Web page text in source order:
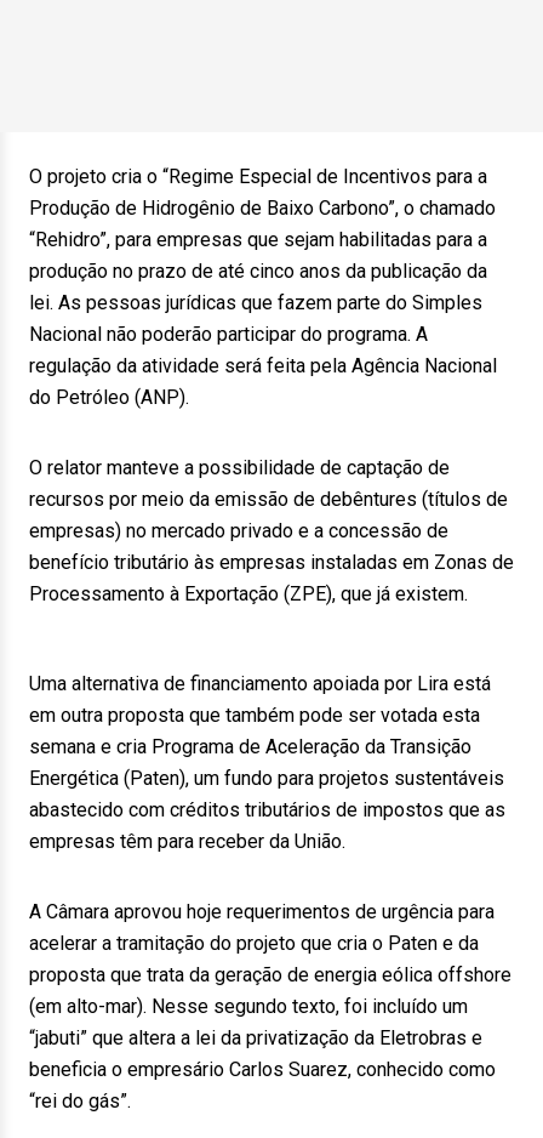
O projeto cria o “Regime Especial de Incentivos para a
Produção de Hidrogênio de Baixo Carbono”, o chamado
“Rehidro”, para empresas que sejam habilitadas para a
produção no prazo de até cinco anos da publicação da
lei. As pessoas jurídicas que fazem parte do Simples
Nacional não poderão participar do programa. A
regulação da atividade será feita pela Agência Nacional
do Petróleo (ANP).
O relator manteve a possibilidade de captação de
recursos por meio da emissão de debêntures (títulos de
empresas) no mercado privado e a concessão de
benefício tributário às empresas instaladas em Zonas de
Processamento à Exportação (ZPE), que já existem.
Uma alternativa de financiamento apoiada por Lira está
em outra proposta que também pode ser votada esta
semana e cria Programa de Aceleração da Transição
Energética (Paten), um fundo para projetos sustentáveis
abastecido com créditos tributários de impostos que as
empresas têm para receber da União.
A Câmara aprovou hoje requerimentos de urgência para
acelerar a tramitação do projeto que cria o Paten e da
proposta que trata da geração de energia eólica offshore
(em alto-mar). Nesse segundo texto, foi incluído um
“jabuti” que altera a lei da privatização da Eletrobras e
beneficia o empresário Carlos Suarez, conhecido como
“rei do gás”.